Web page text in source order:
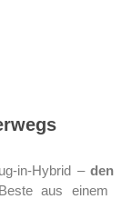
in-Hybrid – den
aus einem